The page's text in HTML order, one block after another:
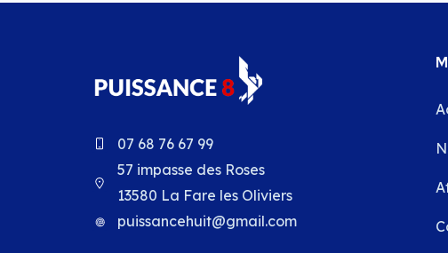
07 68 76 67 99
57 impasse des Roses
13580 La Fare les Oliviers
puissancehuit@gmail.com